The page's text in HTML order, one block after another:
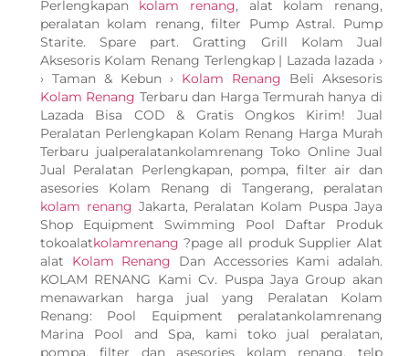
Perlengkapan kolam renang, alat kolam renang,
peralatan kolam renang, filter Pump Astral. Pump
Starite. Spare part. Gratting Grill Kolam Jual
Aksesoris Kolam Renang Terlengkap | Lazada lazada ›
› Taman & Kebun ›Kolam Renang Beli Aksesoris
Kolam Renang Terbaru dan Harga Termurah hanya di
Lazada Bisa COD & Gratis Ongkos Kirim! Jual
Peralatan Perlengkapan Kolam Renang Harga Murah
Terbaru jualperalatankolamrenang Toko Online Jual
Jual Peralatan Perlengkapan, pompa, filter air dan
asesories Kolam Renang di Tangerang, peralatan
kolam renang Jakarta, Peralatan Kolam Puspa Jaya
Shop Equipment Swimming Pool Daftar Produk
tokoalatkolamrenang ?page all produk Supplier Alat
alat Kolam Renang Dan Accessories Kami adalah.
KOLAM RENANG Kami Cv. Puspa Jaya Group akan
menawarkan harga jual yang Peralatan Kolam
Renang: Pool Equipment peralatankolamrenang
Marina Pool and Spa, kami toko jual peralatan,
pompa, filter dan asesories kolam renang, telp